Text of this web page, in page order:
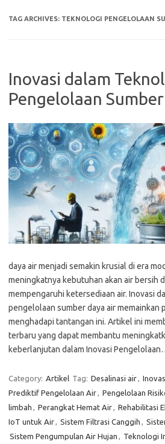
TAG ARCHIVES: TEKNOLOGI PENGELOLAAN
Inovasi dalam
Pengelolaan
daya air menjadi semakin krusial di era
meningkatnya kebutuhan akan air bersih
mempengaruhi ketersediaan air. Inovasi
pengelolaan sumber daya air memainkan
menghadapi tantangan ini. Artikel ini
terbaru yang dapat membantu
keberlanjutan dalam Inovasi
Category: Artikel Tag: Desalinasi air,
Prediktif Pengelolaan Air, Pengelolaan
limbah , Perangkat Hemat Air, Rehabilitasi
IoT untuk Air, Sistem Filtrasi Canggih ,
Sistem Pengumpulan Air Hujan , Teknologi